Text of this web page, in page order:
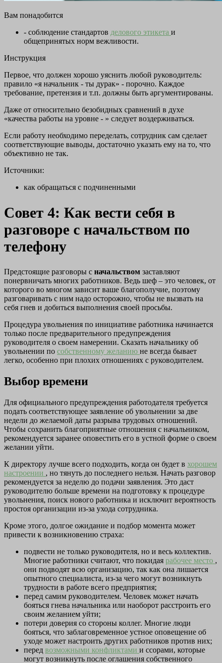
Вам понадобится
- соблюдение стандартов делового этикета и
общепринятых норм вежливости.
Инструкция
Первое, что должен хорошо уяснить любой руководитель:
правило «я начальник - ты дурак» - порочно. Каждое
требование, претензия и т.п. должны быть аргументированы.
Даже от относительно безобидных сравнений в духе
«качества работы на уровне - » следует воздерживаться.
Если работу необходимо переделать, сотрудник сам сделает
соответствующие выводы, достаточно указать ему на то, что
объективно не так.
Источники:
как обращаться с подчиненными
Совет 4: Как вести себя в
разговоре с начальством по
телефону
Предстоящие разговоры с начальством заставляют
понервничать многих работников. Ведь шеф – это человек, от
которого во многом зависит ваше благополучие, поэтому
разговаривать с ним надо осторожно, чтобы не вызвать на
себя гнев и добиться выполнения своей просьбы.
Процедура увольнения по инициативе работника начинается
только после предварительного предупреждения
руководителя о своем намерении. Сказать начальнику об
увольнении по собственному желанию не всегда бывает
легко, особенно при плохих отношениях с руководителем.
Выбор времени
Для официального предупреждения работодателя требуется
подать соответствующее заявление об увольнении за две
недели до желаемой даты разрыва трудовых отношений.
Чтобы сохранить благоприятные отношения с начальником,
рекомендуется заранее оповестить его в устной форме о своем
желании уйти.
К директору лучше всего подходить, когда он будет в хорошем
настроении , но тянуть до последнего нельзя. Начать разговор
рекомендуется за неделю до подачи заявления. Это даст
руководителю больше времени на подготовку к процедуре
увольнения, поиск нового работника и исключит вероятность
простоя организации из-за ухода сотрудника.
Кроме этого, долгое ожидание и подбор момента может
привести к возникновению страха:
подвести не только руководителя, но и весь коллектив.
Многие работники считают, что покидая рабочее место ,
они подводят всю организацию, так как она лишается
опытного специалиста, из-за чего могут возникнуть
трудности в работе всего предприятия;
перед самим руководителем. Человек может начать
бояться гнева начальника или наоборот расстроить его
своим желанием уйти;
потери доверия со стороны коллег. Многие люди
бояться, что заблаговременное устное оповещение об
уходе может настроить других работников против них;
перед возможными конфликтами и ссорами, которые
могут возникнуть после оглашения собственного